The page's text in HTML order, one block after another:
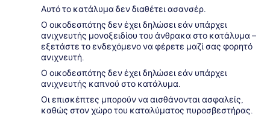
Αυτό το κατάλυμα δεν διαθέτει ασανσέρ.
Ο οικοδεσπότης δεν έχει δηλώσει εάν υπάρχει
ανιχνευτής μονοξειδίου του άνθρακα στο κατάλυμα –
εξετάστε το ενδεχόμενο να φέρετε μαζί σας φορητό
ανιχνευτή.
Ο οικοδεσπότης δεν έχει δηλώσει εάν υπάρχει
ανιχνευτής καπνού στο κατάλυμα.
Οι επισκέπτες μπορούν να αισθάνονται ασφαλείς,
καθώς στον χώρο του καταλύματος πυροσβεστήρας.